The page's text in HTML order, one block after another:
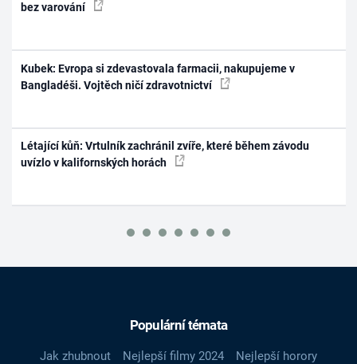
bez varování
Kubek: Evropa si zdevastovala farmacii, nakupujeme v
Bangladéši. Vojtěch ničí zdravotnictví
Létající kůň: Vrtulník zachránil zvíře, které během závodu
uvízlo v kalifornských horách
Populární témata
Jak zhubnout Nejlepší filmy 2024
Nejlepší horory